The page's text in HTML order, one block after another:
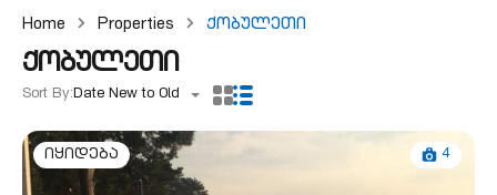
Home Properties Ქობულეთი
ქობულეთი
Sort By:Date New to Old
იყიდება 4